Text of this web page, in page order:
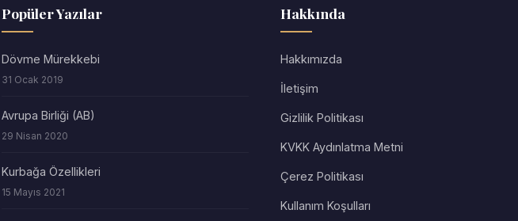
Popüler Yazılar
Dövme Mürekkebi
31 Ocak 2019
Avrupa Birliği (AB)
29 Nisan 2020
Kurbağa Özellikleri
15 Mayıs 2021
Hakkında
Hakkımızda
İletişim
Gizlilik Politikası
KVKK Aydınlatma Metni
Çerez Politikası
Kullanım Koşulları